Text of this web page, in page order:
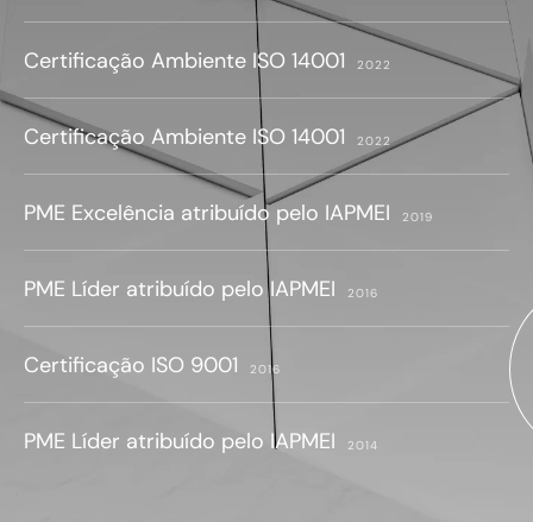
Certificação Ambiente ISO 14001 2022
Certificação Ambiente ISO 14001 2022
PME Excelência atribuído pelo IAPMEI 2019
PME Líder atribuído pelo IAPMEI 2016
Certificação ISO 9001 2016
PME Líder atribuído pelo IAPMEI 2014